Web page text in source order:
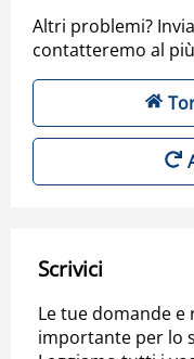
Altri problemi?
contatteremo al
Scrivici
Le tue domande
importante per lo